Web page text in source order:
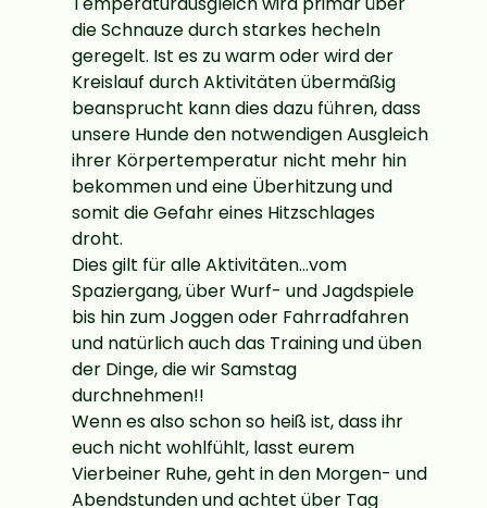
die Schnauze durch starkes hecheln
geregelt. Ist es zu warm oder wird der
Kreislauf durch Aktivitäten übermäßig
beansprucht kann dies dazu führen, dass
unsere Hunde den notwendigen Ausgleich
ihrer Körpertemperatur nicht mehr hin
bekommen und eine Überhitzung und
somit die Gefahr eines Hitzschlages
droht.
Dies gilt für alle Aktivitäten...vom
Spaziergang, über Wurf- und Jagdspiele
bis hin zum Joggen oder Fahrradfahren
und natürlich auch das Training und üben
der Dinge, die wir Samstag
durchnehmen!!
Wenn es also schon so heiß ist, dass ihr
euch nicht wohlfühlt, lasst eurem
Vierbeiner Ruhe, geht in den Morgen- und
Abendstunden und achtet über Tag